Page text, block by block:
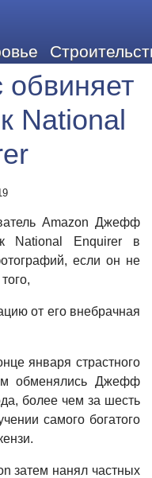
National
Amazon Джефф
National Enquirer в
если он не
от его внебрачная
января страстного
обменялись Джефф
более чем за шесть
самого богатого
затем нанял частных